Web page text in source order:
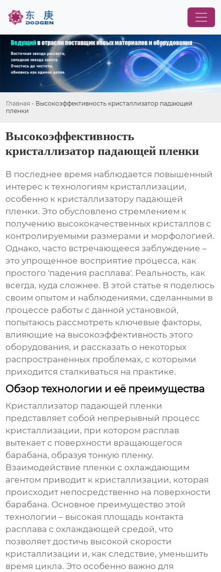
Главная - Высокоэффективность кристаллизатор падающей
пленки
Высокоэффективность
кристаллизатор падающей пленки
В последнее время наблюдается повышенный
интерес к технологиям кристаллизации,
особенно к кристаллизатору падающей
пленки. Это обусловлено стремлением к
получению высококачественных кристаллов с
контролируемыми размерами и морфологией.
Однако, часто встречающееся заблуждение –
это упрощенное восприятие процесса, как
простого 'падения расплава'. Реальность, как
всегда, куда сложнее. В этой статье я поделюсь
своим опытом и наблюдениями, сделанными в
процессе работы с данной установкой,
попытаюсь рассмотреть ключевые факторы,
влияющие на высокоэффективность этого
оборудования, и рассказать о некоторых
распространенных проблемах, с которыми
приходится сталкиваться на практике.
Обзор технологии и её преимущества
Кристаллизатор падающей пленки
представляет собой непрерывный процесс
кристаллизации, при котором расплав
вытекает с поверхности вращающегося
барабана, образуя тонкую пленку.
Взаимодействие пленки с охлаждающим
агентом приводит к кристаллизации, которая
происходит непосредственно на поверхности
барабана. Основное преимущество этой
технологии – высокая площадь контакта
расплава с охлаждающей средой, что
позволяет достичь высокой скорости
кристаллизации и, как следствие, уменьшить
время цикла. Это особенно важно для